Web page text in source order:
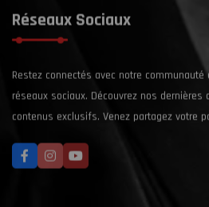
Réseaux Sociaux
Restez connectés avec notre
réseaux sociaux. Découvrez nos
contenus exclusifs. Venez partagez votre